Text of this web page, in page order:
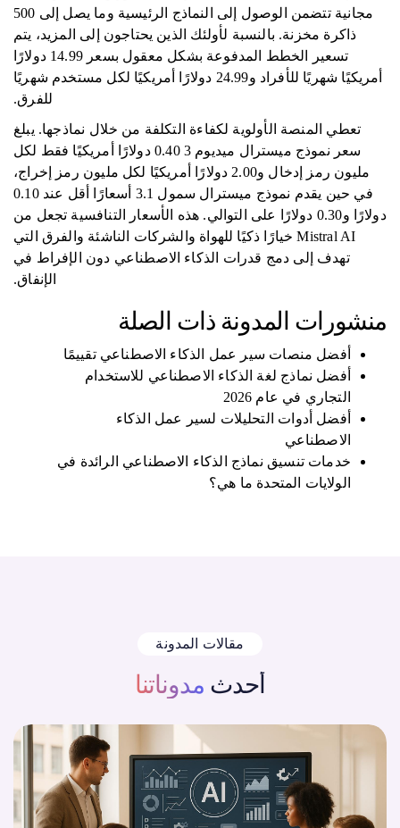
مجانية تتضمن الوصول إلى النماذج الرئيسية وما يصل إلى 500
ذاكرة مخزنة. بالنسبة لأولئك الذين يحتاجون إلى المزيد، يتم
تسعير الخطط المدفوعة بشكل معقول بسعر 14.99 دولارًا
أمريكيًا شهريًا للأفراد و24.99 دولارًا أمريكيًا لكل مستخدم شهريًا
للفرق.
تعطي المنصة الأولوية لكفاءة التكلفة من خلال نماذجها. يبلغ
سعر نموذج ميسترال ميديوم 3 0.40 دولارًا أمريكيًا فقط لكل
مليون رمز إدخال و2.00 دولارًا أمريكيًا لكل مليون رمز إخراج،
في حين يقدم نموذج ميسترال سمول 3.1 أسعارًا أقل عند 0.10
دولارًا و0.30 دولارًا على التوالي. هذه الأسعار التنافسية تجعل من
Mistral AI خيارًا ذكيًا للهواة والشركات الناشئة والفرق التي
تهدف إلى دمج قدرات الذكاء الاصطناعي دون الإفراط في
الإنفاق.
منشورات المدونة ذات الصلة
أفضل منصات سير عمل الذكاء الاصطناعي تقييمًا
أفضل نماذج لغة الذكاء الاصطناعي للاستخدام
التجاري في عام 2026
أفضل أدوات التحليلات لسير عمل الذكاء
الاصطناعي
خدمات تنسيق نماذج الذكاء الاصطناعي الرائدة في
الولايات المتحدة ما هي؟
مقالات المدونة
أحدث مدوناتنا